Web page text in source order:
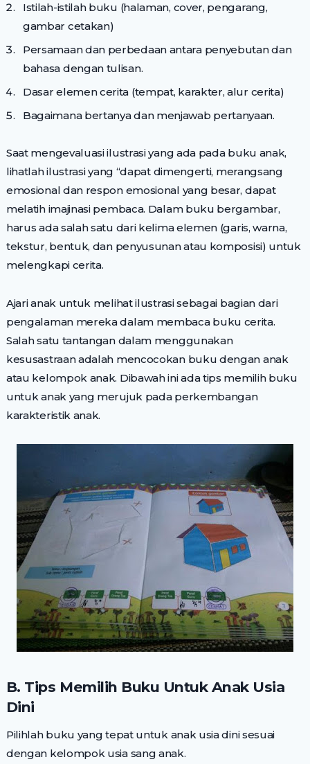
Istilah-istilah buku (halaman, cover, pengarang,
gambar cetakan)
Persamaan dan perbedaan antara penyebutan dan
bahasa dengan tulisan.
Dasar elemen cerita (tempat, karakter, alur cerita)
Bagaimana bertanya dan menjawab pertanyaan.
Saat mengevaluasi ilustrasi yang ada pada buku anak,
lihatlah ilustrasi yang “dapat dimengerti, merangsang
emosional dan respon emosional yang besar, dapat
melatih imajinasi pembaca. Dalam buku bergambar,
harus ada salah satu dari kelima elemen (garis, warna,
tekstur, bentuk, dan penyusunan atau komposisi) untuk
melengkapi cerita.
Ajari anak untuk melihat ilustrasi sebagai bagian dari
pengalaman mereka dalam membaca buku cerita.
Salah satu tantangan dalam menggunakan
kesusastraan adalah mencocokan buku dengan anak
atau kelompok anak. Dibawah ini ada tips memilih buku
untuk anak yang merujuk pada perkembangan
karakteristik anak.
B. Tips Memilih Buku Untuk Anak Usia
Dini
Pilihlah buku yang tepat untuk anak usia dini sesuai
dengan kelompok usia sang anak.